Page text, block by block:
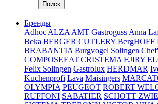
Бренды
Adhoc ALZA AMT Gastroguss Anna
Beka BERGER CUTLERY BergHOFF
BRABANTIA Burgvogel Solingen
COMPOSEEAT CRISTEMA EJIRY
Felix Solingen Gastrolux HERDMAR
Kuchenprofi Lava Maisingers
OLYMPIA PEUGEOT ROBERT
RUFFONI SABATIER SCHOTT